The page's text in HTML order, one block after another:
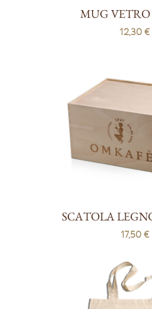
MUG VETRO
12,30 €
SCATOLA
17,50 €